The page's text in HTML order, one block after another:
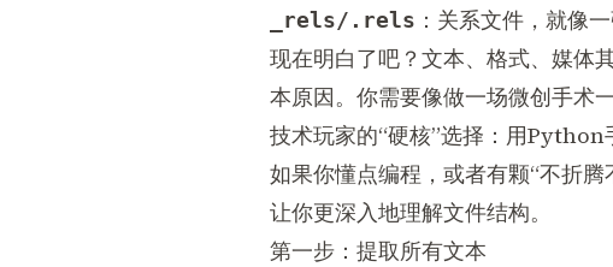
_rels/.rels ：关系文件，就像
现在明白了吧？文本、格式、媒体
本原因。你需要像做一场微创手术
技术玩家的“硬核”选择：用Python
如果你懂点编程，或者有颗“不折
让你更深入地理解文件结构。
第一步：提取所有文本